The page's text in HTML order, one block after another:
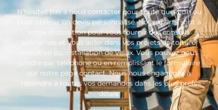
N’hésitez pas à nous contacter pour toute question ou
pour obtenir un devis personnalisé. Nos experts sont à
votre disposition pour vous fournir des conseils
spécialisés et vous aider dans vos projets de toiture,
entretien ou installation de Velux. Vous pouvez nous
joindre par téléphone ou en remplissant le formulaire
sur notre page contact. Nous nous engageons à
répondre à toutes vos demandes dans les plus brefs
délais.